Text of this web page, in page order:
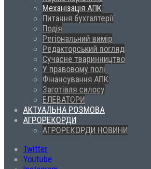
Механізація АПК
Питання бухгалтерії
Подія
Регіональний вимір
Редакторський погляд
Сучасне тваринництво
У правовому полі
Фінансування АПК
Заготівля силосу
ЕЛЕВАТОРИ
АКТУАЛЬНА РОЗМОВА
АГРОРЕКОРДИ
АГРОРЕКОРДИ НОВИНИ
Twitter
Youtube